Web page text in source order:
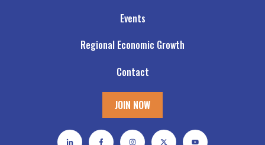
Events
Regional Economic Growth
Contact
JOIN NOW